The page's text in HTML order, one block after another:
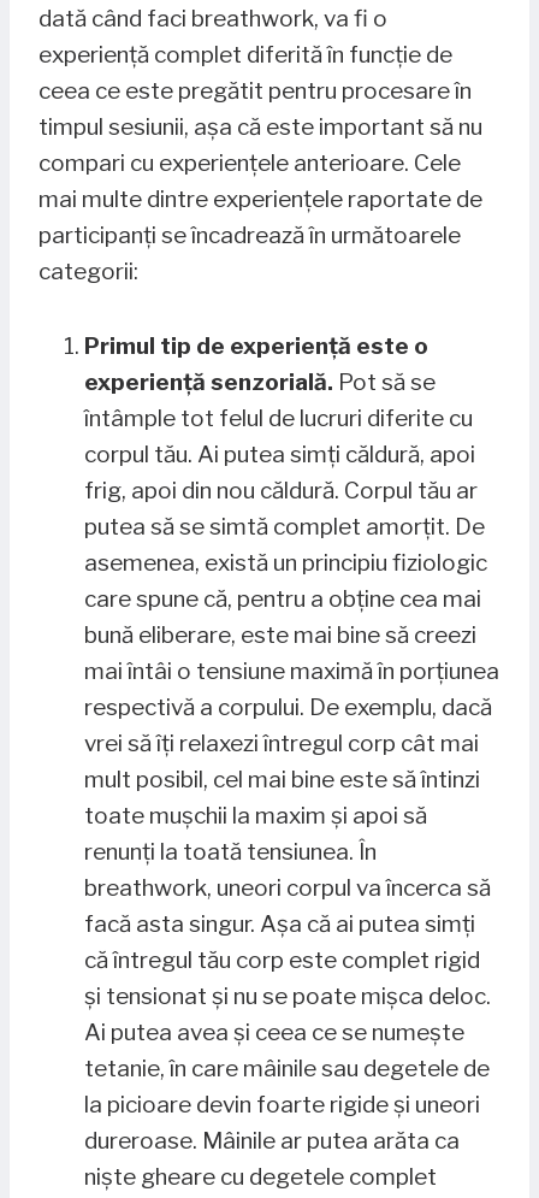
dată când faci breathwork, va fi o
experiență complet diferită în funcție de
ceea ce este pregătit pentru procesare în
timpul sesiunii, așa că este important să nu
compari cu experiențele anterioare. Cele
mai multe dintre experiențele raportate de
participanți se încadrează în următoarele
categorii:
Primul tip de experiență este o
experiență senzorială. Pot să se
întâmple tot felul de lucruri diferite cu
corpul tău. Ai putea simți căldură, apoi
frig, apoi din nou căldură. Corpul tău ar
putea să se simtă complet amorțit. De
asemenea, există un principiu fiziologic
care spune că, pentru a obține cea mai
bună eliberare, este mai bine să creezi
mai întâi o tensiune maximă în porțiunea
respectivă a corpului. De exemplu, dacă
vrei să îți relaxezi întregul corp cât mai
mult posibil, cel mai bine este să întinzi
toate mușchii la maxim și apoi să
renunți la toată tensiunea. În
breathwork, uneori corpul va încerca să
facă asta singur. Așa că ai putea simți
că întregul tău corp este complet rigid
și tensionat și nu se poate mișca deloc.
Ai putea avea și ceea ce se numește
tetanie, în care mâinile sau degetele de
la picioare devin foarte rigide și uneori
dureroase. Mâinile ar putea arăta ca
niște gheare cu degetele complet